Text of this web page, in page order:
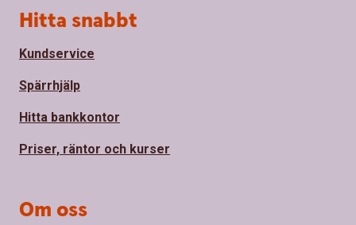
Sidfot
Hitta snabbt
Kundservice
Spärrhjälp
Hitta bankkontor
Priser, räntor och kurser
Om oss